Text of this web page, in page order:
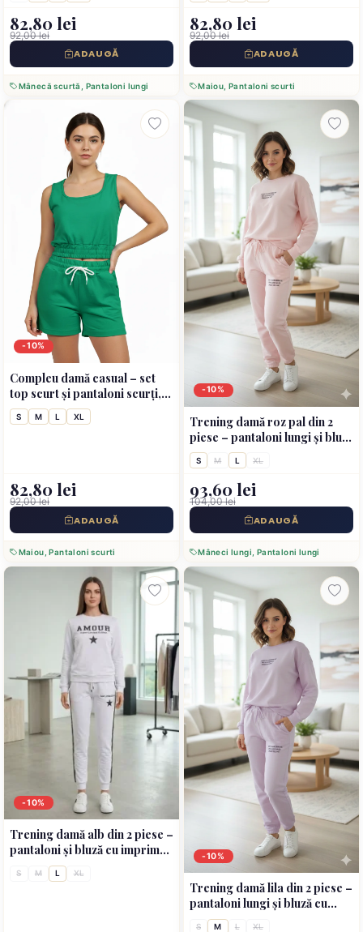
82,80 lei
92,00 lei
ADAUGĂ
Mânecă scurtă, Pantaloni lungi
82,80 lei
92,00 lei
ADAUGĂ
Maiou, Pantaloni scurti
-10%
Compleu damă casual – set
top scurt și pantaloni scurți,
culoare verde
S M L XL
82,80 lei
92,00 lei
ADAUGĂ
Maiou, Pantaloni scurti
-10%
Trening damă roz pal din 2
piese – pantaloni lungi și bluză
cu imprimeu text
S M L XL
93,60 lei
104,00 lei
ADAUGĂ
Mâneci lungi, Pantaloni lungi
-10%
Trening damă alb din 2 piese –
pantaloni și bluză cu imprimeu
Super Limited Edition, 100%
bumbac
S M L XL
-10%
Trening damă lila din 2 piese –
pantaloni lungi și bluză cu
imprimeu text
S M L XL